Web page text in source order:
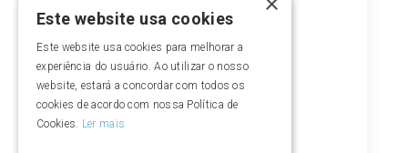
Este website usa cookies
Este website usa cookies para melhorar a
experiência do usuário. Ao utilizar o nosso
website, estará a concordar com todos os
cookies de acordo com nossa Política de
Cookies. Ler mais